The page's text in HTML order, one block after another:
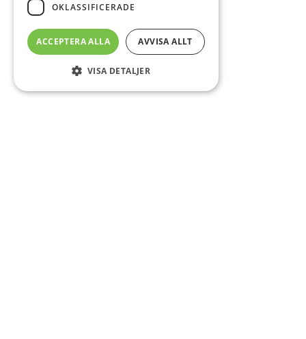
OKLASSIFICERADE
ACCEPTERA ALLA AVVISA ALLT
VISA DETALJER